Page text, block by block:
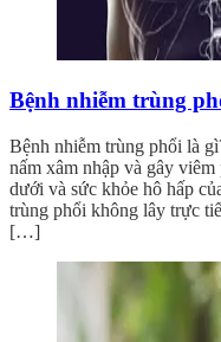
Bệnh nhiễm trùng
Bệnh nhiễm trùng phổi là
nấm xâm nhập và gây
dưới và sức khỏe hô hấp
trùng phổi không lây trực
[…]